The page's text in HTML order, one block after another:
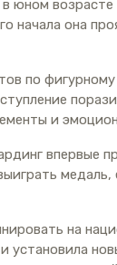
юном
начала она
по
и
впервые
на
установила